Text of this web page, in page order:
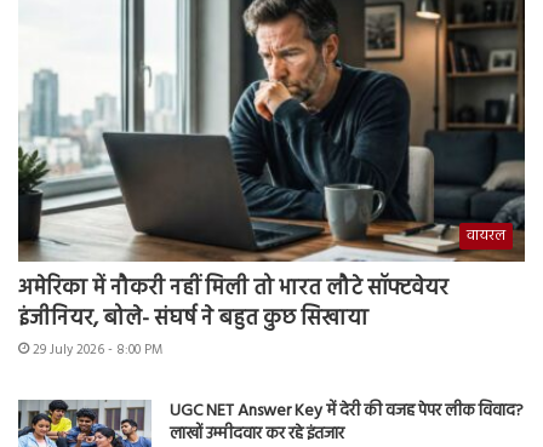
वायरल
अमेरिका में नौकरी नहीं मिली तो भारत लौटे सॉफ्टवेयर
इंजीनियर, बोले- संघर्ष ने बहुत कुछ सिखाया
29 July 2026 - 8:00 PM
UGC NET Answer Key में देरी की वजह पेपर लीक विवाद?
लाखों उम्मीदवार कर रहे इंतजार